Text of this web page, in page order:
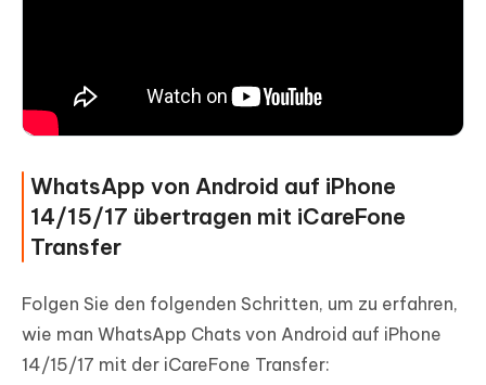
WhatsApp von Android auf iPhone
14/15/17 übertragen mit iCareFone
Transfer
Folgen Sie den folgenden Schritten, um zu erfahren,
wie man WhatsApp Chats von Android auf iPhone
14/15/17 mit der iCareFone Transfer: